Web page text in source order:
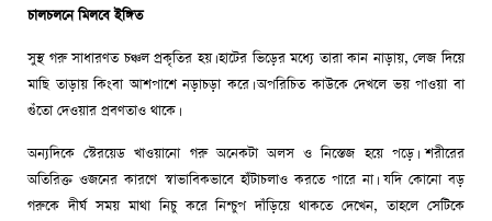
চালচলনে মিলবে ইঙ্গিত
সুস্থ গরু সাধারণত চঞ্চল প্রকৃতির হয়। হাটের ভিড়ের মধ্যে তারা কান নাড়ায়, লেজ দিয়ে
মাছি তাড়ায় কিংবা আশপাশে নড়াচড়া করে। অপরিচিত কাউকে দেখলে ভয় পাওয়া বা
গুঁতো দেওয়ার প্রবণতাও থাকে।
অন্যদিকে স্টেরয়েড খাওয়ানো গরু অনেকটা অলস ও নিস্তেজ হয়ে পড়ে। শরীরের
অতিরিক্ত ওজনের কারণে স্বাভাবিকভাবে হাঁটাচলাও করতে পারে না। যদি কোনো বড়
গরুকে দীর্ঘ সময় মাথা নিচু করে নিশ্চুপ দাঁড়িয়ে থাকতে দেখেন, তাহলে সেটিকে